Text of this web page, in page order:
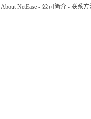
About NetEase - 公司简介 - 联系方